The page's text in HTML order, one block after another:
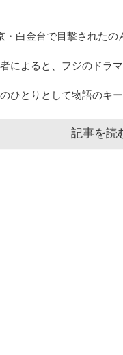
・白金台で目撃されたの
によると、フジのドラ
ひとりとして物語のキ
記事を読